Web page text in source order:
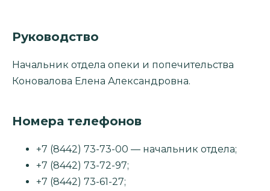
Руководство
Начальник отдела опеки и попечительства
Коновалова Елена Александровна.
Номера телефонов
+7 (8442) 73-73-00 — начальник отдела;
+7 (8442) 73-72-97;
+7 (8442) 73-61-27;